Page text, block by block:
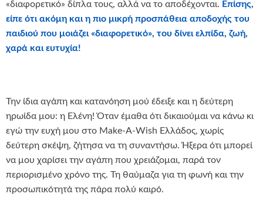
«διαφορετικό» δίπλα τους, αλλά να το αποδέχονται. Επίσης,
είπε ότι ακόμη και η πιο μικρή προσπάθεια αποδοχής του
παιδιού που μοιάζει «διαφορετικό», του δίνει ελπίδα, ζωή,
χαρά και ευτυχία!
Την ίδια αγάπη και κατανόηση μού έδειξε και η δεύτερη
ηρωίδα μου: η Ελένη! Όταν έμαθα ότι δικαιούμαι να κάνω κι
εγώ την ευχή μου στο Make-A-Wish Ελλάδος, χωρίς
δεύτερη σκέψη, ζήτησα να τη συναντήσω. Ήξερα ότι μπορεί
να μου χαρίσει την αγάπη που χρειάζομαι, παρά τον
περιορισμένο χρόνο της. Τη θαύμαζα για τη φωνή και την
προσωπικότητά της πάρα πολύ καιρό.